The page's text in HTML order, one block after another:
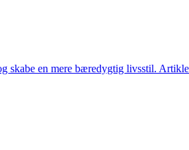
skabe en mere bæredygtig livsstil.